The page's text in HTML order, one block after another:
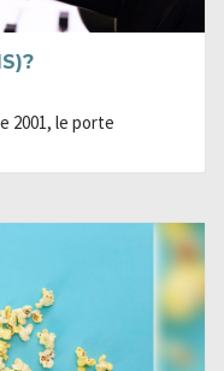
2001, le porte